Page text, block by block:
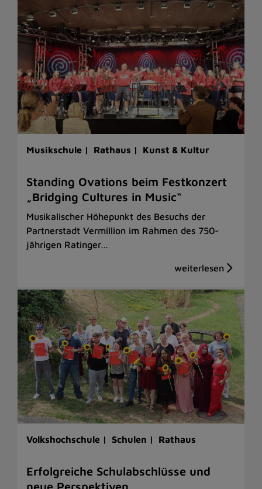
Musikschule | Rathaus | Kunst & Kultur
Standing Ovations beim Festkonzert
„Bridging Cultures in Music“
Musikalischer Höhepunkt des Besuchs der
Partnerstadt Vermillion im Rahmen des 750-
jährigen Ratinger…
Volkshochschule | Schulen | Rathaus
Erfolgreiche Schulabschlüsse und
neue Perspektiven